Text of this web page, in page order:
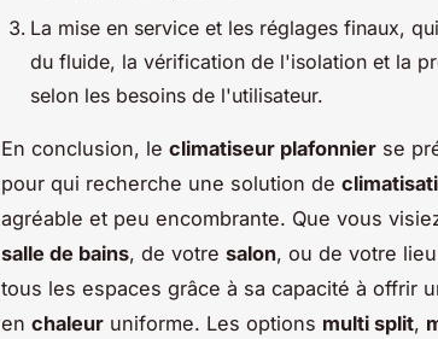
La mise en service et les réglages finaux,
du fluide, la vérification de l'isolation et la
selon les besoins de l'utilisateur.
En conclusion, le climatiseur plafonnier se
pour qui recherche une solution de
agréable et peu encombrante. Que vous
salle de bains, de votre salon, ou de votre
tous les espaces grâce à sa capacité à offrir
en chaleur uniforme. Les options multi split,